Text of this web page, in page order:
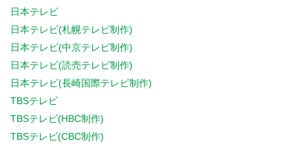
日本テレビ
日本テレビ(札幌テレビ制作)
日本テレビ(中京テレビ制作)
日本テレビ(読売テレビ制作)
日本テレビ(長崎国際テレビ制作)
TBSテレビ
TBSテレビ(HBC制作)
TBSテレビ(CBC制作)